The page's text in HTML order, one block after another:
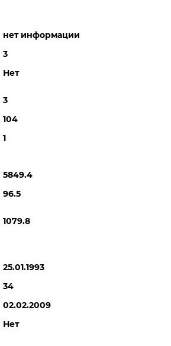
нет информации
3
Нет
3
104
1
5849.4
96.5
1079.8
25.01.1993
34
02.02.2009
Нет